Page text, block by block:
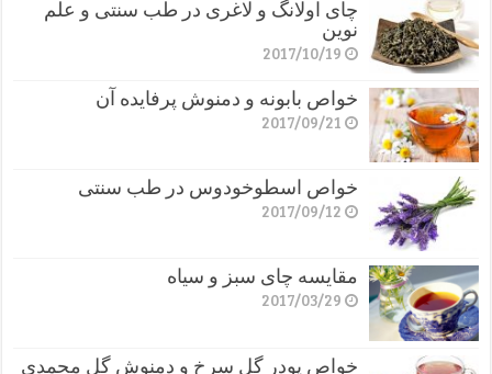
چای اولانگ و لاغری در طب سنتی و علم
نوین
2017/10/19
خواص بابونه و دمنوش پرفایده آن
2017/09/21
خواص اسطوخودوس در طب سنتی
2017/09/12
مقایسه چای سبز و سیاه
2017/03/29
خواص پودر گل سرخ و دمنوش گل محمدی